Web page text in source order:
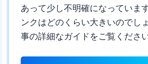
あって少し不明確になっていま
ンクはどのくらい大きいのでし
事の詳細なガイドをご覧ください